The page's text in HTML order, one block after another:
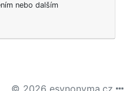
nebo dalším
© 2026 esynonyma.cz